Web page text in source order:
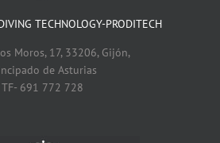
TECHNOLOGY-PRODITECH
Moros, 17, 33206, Gijón,
de Asturias
TF- 691 772 728